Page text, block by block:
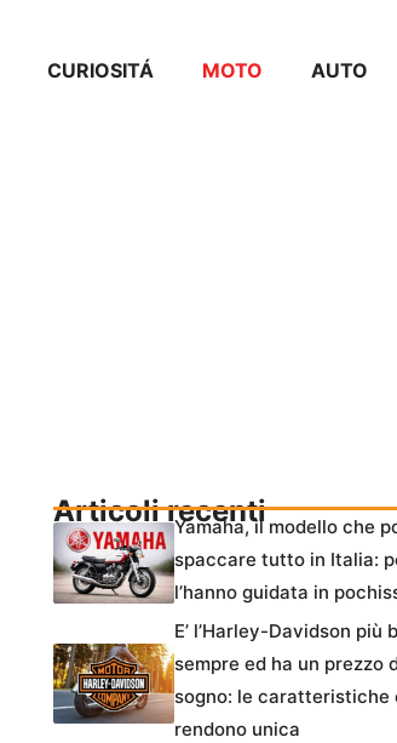
CURIOSITÁ MOTO AUTO
Articoli recentiYamaha, il modello che
spaccare tutto in Italia:
l’hanno guidata in
E’ l’Harley-Davidson più
sempre ed ha un prezzo
sogno: le caratteristiche
rendono unica